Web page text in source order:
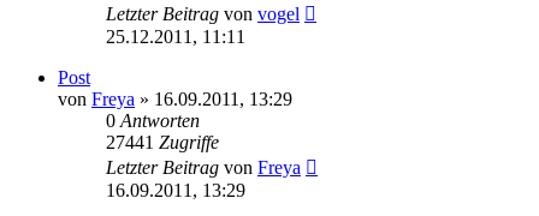
Letzter Beitrag von vogel
25.12.2011, 11:11
Post
von Freya » 16.09.2011, 13:29
0 Antworten
27441 Zugriffe
Letzter Beitrag von Freya
16.09.2011, 13:29